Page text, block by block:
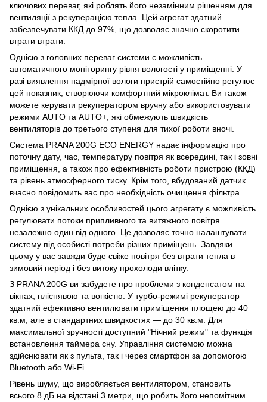
ключових переваг, які роблять його незамінним рішенням для
вентиляції з рекуперацією тепла. Цей агрегат здатний
забезпечувати ККД до 97%, що дозволяє значно скоротити
втрати втрати.
Однією з головних переваг системи є можливість
автоматичного моніторингу рівня вологості у приміщенні. У
разі виявлення надмірної вологи пристрій самостійно регулює
цей показник, створюючи комфортний мікроклімат. Ви також
можете керувати рекуператором вручну або використовувати
режими AUTO та AUTO+, які обмежують швидкість
вентиляторів до третього ступеня для тихої роботи вночі.
Система PRANA 200G ECO ENERGY надає інформацію про
поточну дату, час, температуру повітря як всередині, так і зовні
приміщення, а також про ефективність роботи пристрою (ККД)
та рівень атмосферного тиску. Крім того, вбудований датчик
вчасно повідомить вас про необхідність очищення фільтра.
Однією з унікальних особливостей цього агрегату є можливість
регулювати потоки припливного та витяжного повітря
незалежно один від одного. Це дозволяє точно налаштувати
систему під особисті потреби різних приміщень. Завдяки
цьому у вас завжди буде свіже повітря без втрати тепла в
зимовий період і без витоку прохолоди влітку.
З PRANA 200G ви забудете про проблеми з конденсатом на
вікнах, пліснявою та вогкістю. У турбо-режимі рекуператор
здатний ефективно вентилювати приміщення площею до 40
кв.м, але в стандартних швидкостях — до 30 кв.м. Для
максимальної зручності доступний "Нічний режим" та функція
встановлення таймера сну. Управління системою можна
здійснювати як з пульта, так і через смартфон за допомогою
Bluetooth або Wi-Fi.
Рівень шуму, що виробляється вентилятором, становить
всього 8 дБ на відстані 3 метри, що робить його непомітним